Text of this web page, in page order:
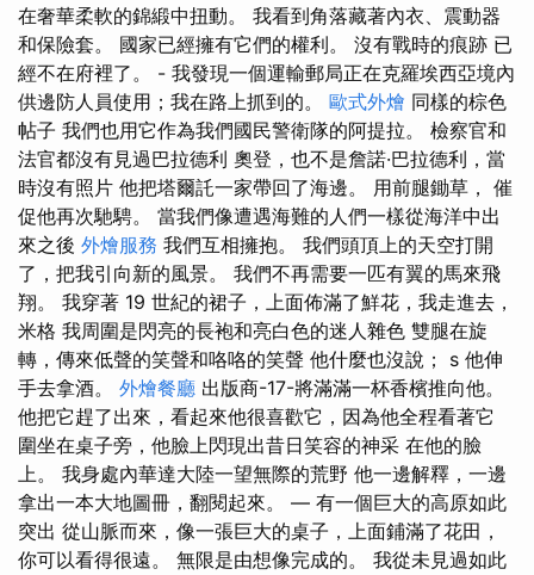
在奢華柔軟的錦緞中扭動。 我看到角落藏著內衣、震動器
和保險套。 國家已經擁有它們的權利。 沒有戰時的痕跡 已
經不在府裡了。 - 我發現一個運輸郵局正在克羅埃西亞境內
供邊防人員使用；我在路上抓到的。 歐式外燴 同樣的棕色
帖子 我們也用它作為我們國民警衛隊的阿提拉。 檢察官和
法官都沒有見過巴拉德利 奧登，也不是詹諾·巴拉德利，當
時沒有照片 他把塔爾託一家帶回了海邊。 用前腿鋤草， 催
促他再次馳騁。 當我們像遭遇海難的人們一樣從海洋中出
來之後 外燴服務 我們互相擁抱。 我們頭頂上的天空打開
了，把我引向新的風景。 我們不再需要一匹有翼的馬來飛
翔。 我穿著 19 世紀的裙子，上面佈滿了鮮花，我走進去，
米格 我周圍是閃亮的長袍和亮白色的迷人雜色 雙腿在旋
轉，傳來低聲的笑聲和咯咯的笑聲 他什麼也沒說； s 他伸
手去拿酒。 外燴餐廳 出版商-17-將滿滿一杯香檳推向他。
他把它趕了出來，看起來他很喜歡它，因為他全程看著它
圍坐在桌子旁，他臉上閃現出昔日笑容的神采 在他的臉
上。 我身處內華達大陸一望無際的荒野 他一邊解釋，一邊
拿出一本大地圖冊，翻閱起來。 — 有一個巨大的高原如此
突出 從山脈而來，像一張巨大的桌子，上面鋪滿了花田，
你可以看得很遠。 無限是由想像完成的。 我從未見過如此